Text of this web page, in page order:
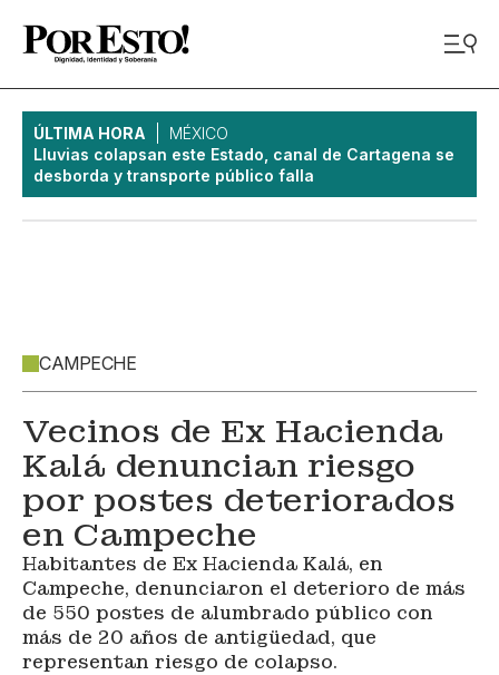
ÚLTIMA HORA
MÉXICO
Lluvias colapsan este Estado, canal de Cartagena se
desborda y transporte público falla
CAMPECHE
Vecinos de Ex Hacienda
Kalá denuncian riesgo
por postes deteriorados
en Campeche
Habitantes de Ex Hacienda Kalá, en
Campeche, denunciaron el deterioro de más
de 550 postes de alumbrado público con
más de 20 años de antigüedad, que
representan riesgo de colapso.